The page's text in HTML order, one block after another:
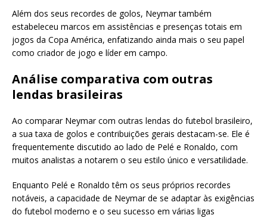
Além dos seus recordes de golos, Neymar também
estabeleceu marcos em assistências e presenças totais em
jogos da Copa América, enfatizando ainda mais o seu papel
como criador de jogo e líder em campo.
Análise comparativa com outras
lendas brasileiras
Ao comparar Neymar com outras lendas do futebol brasileiro,
a sua taxa de golos e contribuições gerais destacam-se. Ele é
frequentemente discutido ao lado de Pelé e Ronaldo, com
muitos analistas a notarem o seu estilo único e versatilidade.
Enquanto Pelé e Ronaldo têm os seus próprios recordes
notáveis, a capacidade de Neymar de se adaptar às exigências
do futebol moderno e o seu sucesso em várias ligas